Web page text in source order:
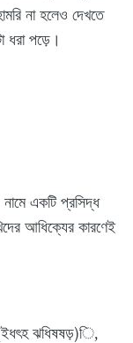
না হলেও দেখতে
ধরা পড়ে।
নামে একটি প্রসিদ্ধ
আধিক্যের কারণেই
(ইধৎহ ঝধিষষড়)ি,